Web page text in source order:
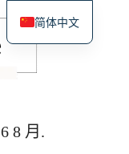
8 月.
简体中文
English
Español
Français